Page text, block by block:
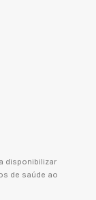
disponibilizar
de saúde ao